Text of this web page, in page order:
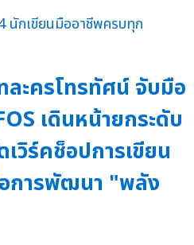
ะครโทรทัศน์ จับมือ
เดินหน้ายกระดับ
วิร์คช็อปการเขียน
การพัฒนา "พลัง